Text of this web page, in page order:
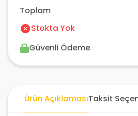
Toplam
Stokta Yok
Güvenli Ödeme
Ürün AçıklamasıTaksit